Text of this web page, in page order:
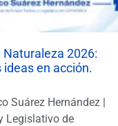
2026:
en acción.
Suárez Hernández |
Legislativo de